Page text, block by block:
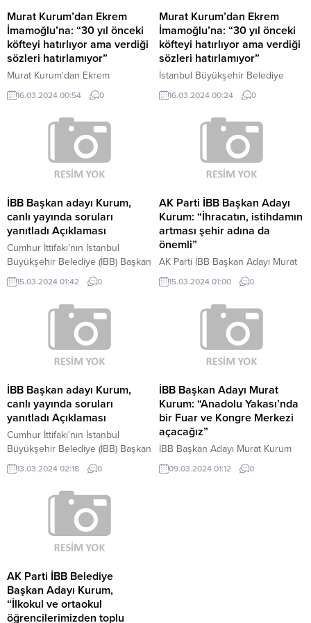
Murat Kurum’dan Ekrem
İmamoğlu’na: “30 yıl önceki
köfteyi hatırlıyor ama verdiği
sözleri hatırlamıyor”
Murat Kurum'dan Ekrem
İmamoğlu'na: "30 yıl önceki
köfteyi hatırlıyor ama verdiği
sözleri hatırlamıyor" "Milletimize
ne söz verdiysem tuttum,
vaatlerim için 'hatırlamıyorum'
demedim" "Maviyi ve yeşili
koruyacağız, Haliç'i eski haline
Belediye Başkan Adayı...
16.03.2024 00:54 0
Murat Kurum’dan Ekrem
İmamoğlu’na: “30 yıl önceki
köfteyi hatırlıyor ama verdiği
sözleri hatırlamıyor”
İstanbul Büyükşehir Belediye
Başkan Adayı Murat Kurum,
konuk olduğu TGRT Haber
ekranlarındaki Gündem Özel
programında, gazetecilerin
sorularını yanıtladı.
16.03.2024 00:24 0
İBB Başkan adayı Kurum,
canlı yayında soruları
yanıtladı Açıklaması
Cumhur İttifakı'nın İstanbul
Büyükşehir Belediye (İBB) Başkan
adayı Murat Kurum, "Şunu net bir
şekilde söyleyebilirim ki, 31 Mart
akşamı biz kazanacağız. Tüm
İstanbullu hemşehrilerimizle
Saraçhane'ye yürüyeceğiz.
15.03.2024 01:42 0
AK Parti İBB Başkan Adayı
Kurum: “İhracatın, istihdamın
artması şehir adına da
önemli”
AK Parti İBB Başkan Adayı Murat
Kurum, "Şubat ayında Türkiye
İhracatçılar Meclisi'nin 21 milyar
dolarla rekor kırdığını gördük. Bu
da bizi gerçekten ziyadesiyle
15.03.2024 01:00 0
İBB Başkan adayı Kurum,
canlı yayında soruları
yanıtladı Açıklaması
Cumhur İttifakı'nın İstanbul
Büyükşehir Belediye (İBB) Başkan
adayı Murat Kurum, İBB Başkanı
Ekrem İmamoğlu'nun kentin trafik
sorununu çözemediğini
belirterek, "Metro ve metrobüs
kuyruklarını, duraklarını her gün
13.03.2024 02:18 0
İBB Başkan Adayı Murat
Kurum: “Anadolu Yakası’nda
bir Fuar ve Kongre Merkezi
açacağız”
İBB Başkan Adayı Murat Kurum
Üsküdar'da düzenlenen 8 Mart
Kadınlar Günü Buluşması'nda
09.03.2024 01:12 0
AK Parti İBB Belediye
Başkan Adayı Kurum,
“İlkokul ve ortaokul
öğrencilerimizden toplu